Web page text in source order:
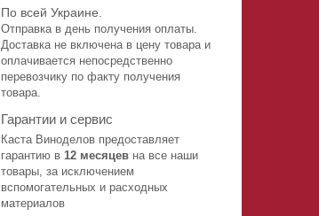
По всей Украине.
Отправка в день получения оплаты.
Доставка не включена в цену товара и
оплачивается непосредственно
перевозчику по факту получения
товара.
Гарантии и сервис
Каста Виноделов предоставляет
гарантию в12 месяцев на все наши
товары, за исключением
вспомогательных и расходных
материалов